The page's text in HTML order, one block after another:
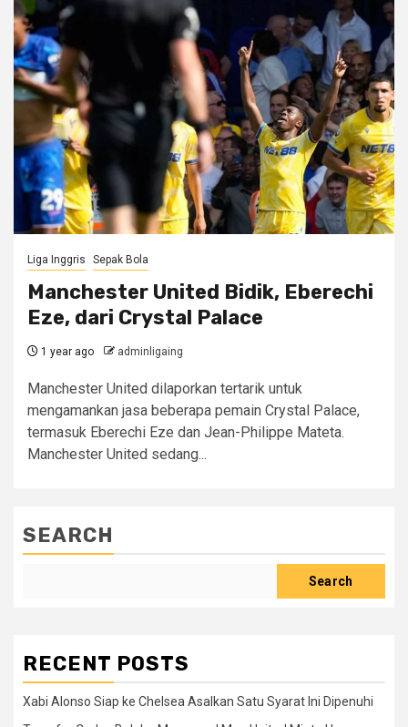
Liga Inggris Sepak Bola
Manchester United Bidik, Eberechi
Eze, dari Crystal Palace
1 year ago adminligaing
Manchester United dilaporkan tertarik untuk
mengamankan jasa beberapa pemain Crystal Palace,
termasuk Eberechi Eze dan Jean-Philippe Mateta.
Manchester United sedang...
SEARCH
Search
RECENT POSTS
Xabi Alonso Siap ke Chelsea Asalkan Satu Syarat Ini Dipenuhi